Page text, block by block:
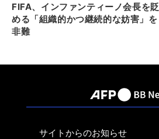
FIFA、インファンティーノ会長を貶
める「組織的かつ継続的な妨害」を
非難
サイトからのお知らせ